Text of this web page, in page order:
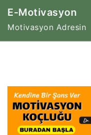
İçeriğe
E-Motivasyon
Motivasyon Adresin